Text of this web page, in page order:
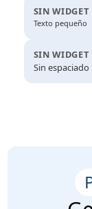
SIN WIDGET
Texto pequeño
SIN WIDGET
Sin espaciado